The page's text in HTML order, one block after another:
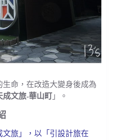
命，在改造大變身後成為
成文旅-華山町 」。
旅」，以「引設計旅在